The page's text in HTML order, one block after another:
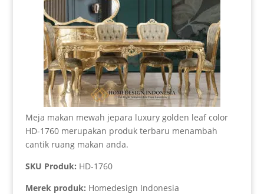
Meja makan mewah jepara luxury golden leaf color
HD-1760 merupakan produk terbaru menambah
cantik ruang makan anda.
SKU Produk: HD-1760
Merek produk: Homedesign Indonesia